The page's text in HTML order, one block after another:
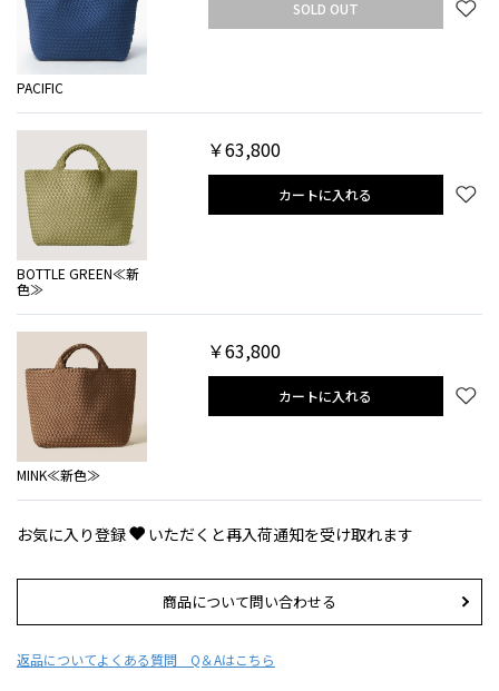
PACIFIC
SOLD OUT
BOTTLE GREEN≪新
色≫
￥63,800
カートに入れる
MINK≪新色≫
￥63,800
カートに入れる
お気に入り登録 いただくと再入荷通知を受け取れます
商品について問い合わせる
返品についてよくある質問 Q＆Aはこちら